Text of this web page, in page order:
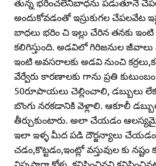
అందుకోవడంతో ఇస్రుకుగల చేపలవేట
బాధలు భరిం చి ఇల్లు చేరిన తనకు
కలిగిస్తుంది. అడవిలో గిరిజనుల
ఇంటి అవసరాలకు అడవి నుంచి
వేర్వేరు కారణాలకు గాను ప్రతి
50రూపాయలు చెల్లించాలి, డబ్బులు
బొంగు నరకడానికి వెళ్లాలి. ఆకూలీ
తీర్చుకుంటారు. అలా చేయడం
ఇలా ఇళ్ళ మీద పడి దౌర్జన్యాలు
చడం,కొట్టడం,ఇంట్లో వస్తువుల కు
విప్పసారా,కోళ్లు, కనిపించినవి